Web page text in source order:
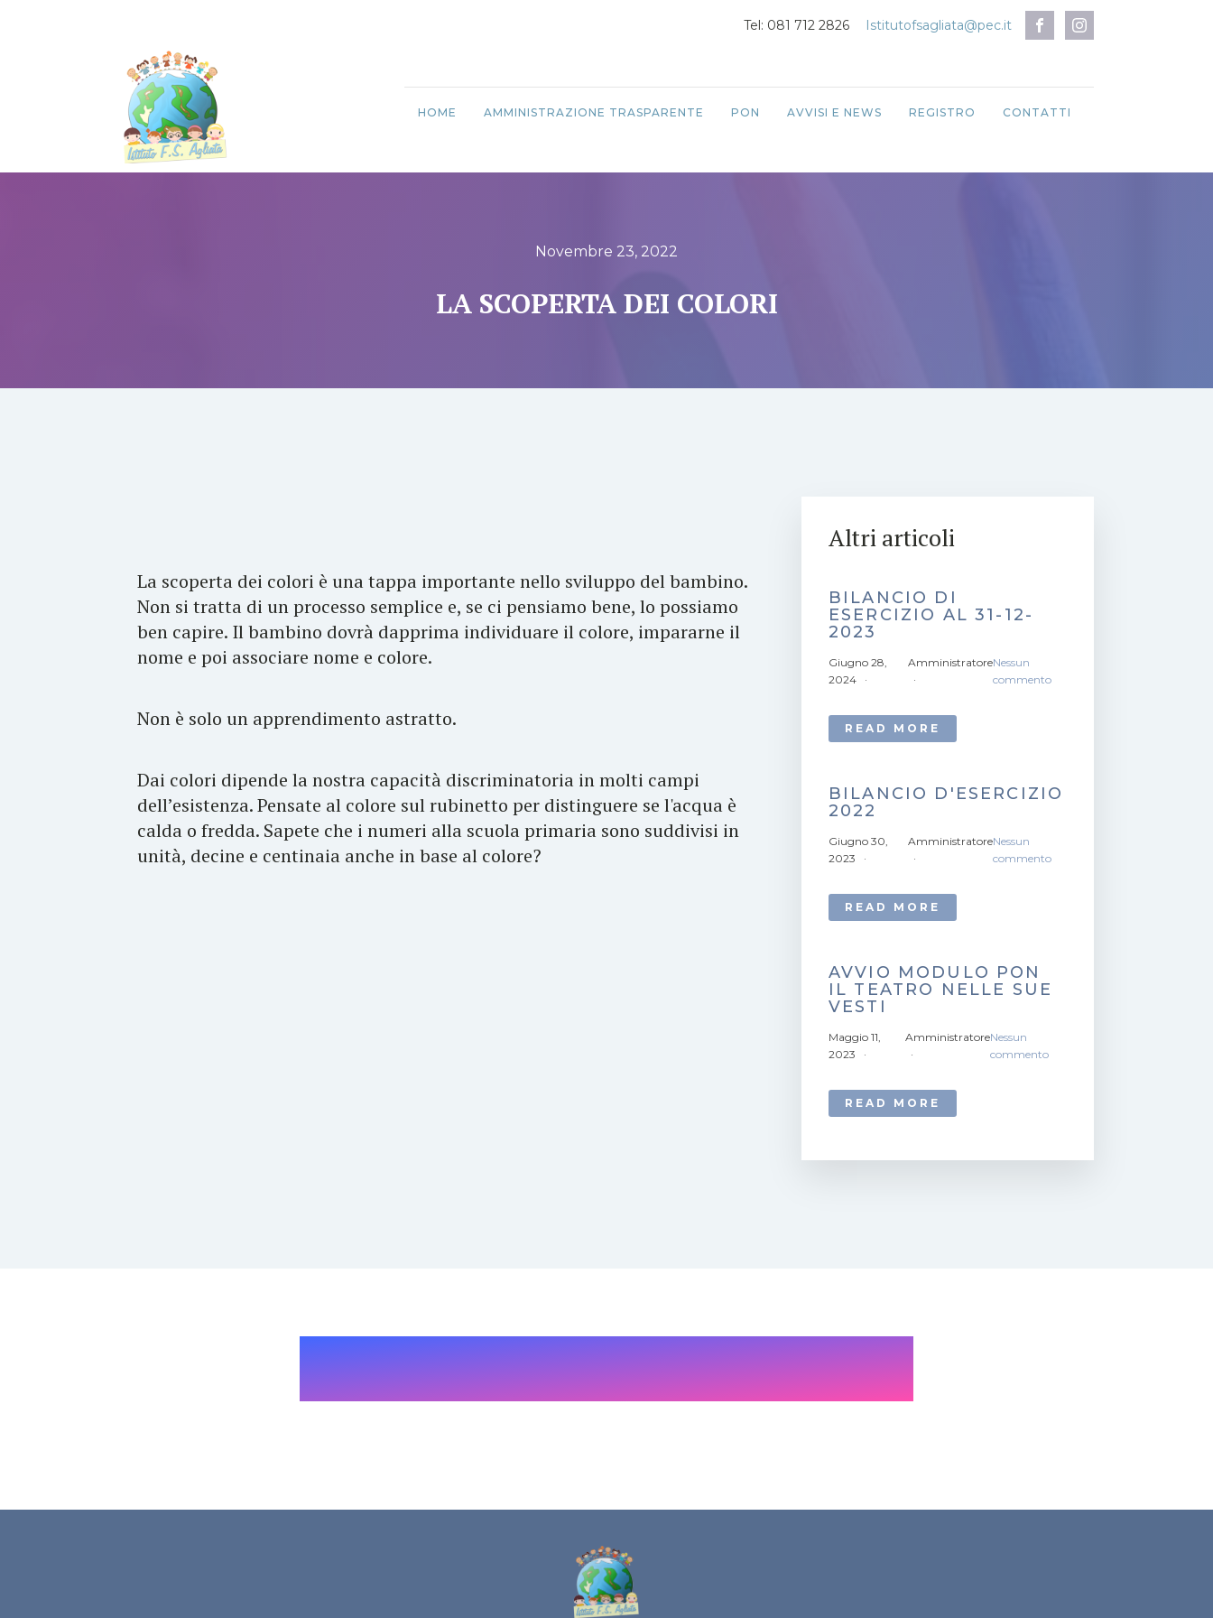
Tel: 081 712 2826 Istitutofsagliata@pec.it
HOME AMMINISTRAZIONE TRASPARENTE PON AVVISI E NEWS REGISTRO CONTATTI
Novembre 23, 2022
LA SCOPERTA DEI COLORI
La scoperta dei colori è una tappa importante nello sviluppo del bambino.
Non si tratta di un processo semplice e, se ci pensiamo bene, lo possiamo
ben capire. Il bambino dovrà dapprima individuare il colore, impararne il
nome e poi associare nome e colore.
Non è solo un apprendimento astratto.
Dai colori dipende la nostra capacità discriminatoria in molti campi
dell’esistenza. Pensate al colore sul rubinetto per distinguere se l'acqua è
calda o fredda. Sapete che i numeri alla scuola primaria sono suddivisi in
unità, decine e centinaia anche in base al colore?
Altri articoli
BILANCIO DI
ESERCIZIO AL 31-12-
2023
Giugno 28,
2024
AmministratoreNessun
commento
READ MORE
BILANCIO D'ESERCIZIO
2022
Giugno 30,
2023
AmministratoreNessun
commento
READ MORE
AVVIO MODULO PON
IL TEATRO NELLE SUE
VESTI
Maggio 11,
2023
AmministratoreNessun
commento
READ MORE